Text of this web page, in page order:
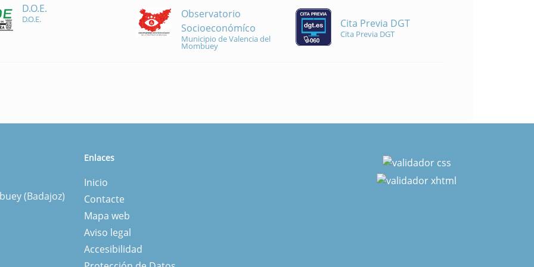
D.O.E.
D.O.E.
Observatorio
Socioeconómíco
Municipio de Valencia del
Mombuey
Cita Previa DGT
Cita Previa DGT
(Badajoz)
Enlaces
Inicio
Contacte
Mapa web
Aviso legal
Accesibilidad